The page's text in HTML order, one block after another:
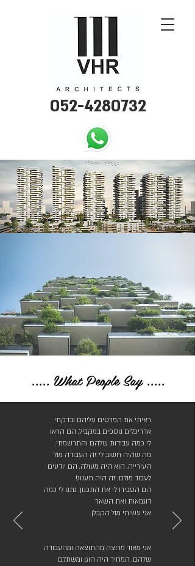
052-4280732
..... What People Say .....
ראיתי את הפרטים עליהם ובדקתי
אדריכלים נוספים במקביל, הם הראו
לי כמה עבודות שלהם והתרשמתי.
מה שהיה חשוב לי זה העבודה מול
העירייה, הוא היה מעולה, הם יודעים
לעבוד מולם, זה היה תענוג!
הם הסבירו לי את התכנון, נתנו לי כמה
דוגמאות ואת השאר
אני עשיתי מול הקבלן.
אני מאוד מרוצה מהתוצאה ומהעבודה
שלהם, המחיר היה הוגן ומשתלם